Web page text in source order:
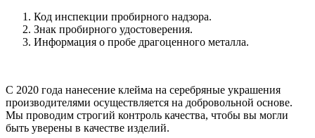
Код инспекции пробирного надзора.
Знак пробирного удостоверения.
Информация о пробе драгоценного металла.
С 2020 года нанесение клейма на серебряные украшения
производителями осуществляется на добровольной основе.
Мы проводим строгий контроль качества, чтобы вы могли
быть уверены в качестве изделий.